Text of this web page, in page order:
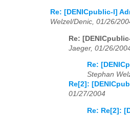
Re: [DENICpublic-l]
Welzel/Denic, 01/26/
Re:
Jaeger, 01/26/
Re:
Stephan
Re[2]:
01/27/2004
Re: Re[2]: